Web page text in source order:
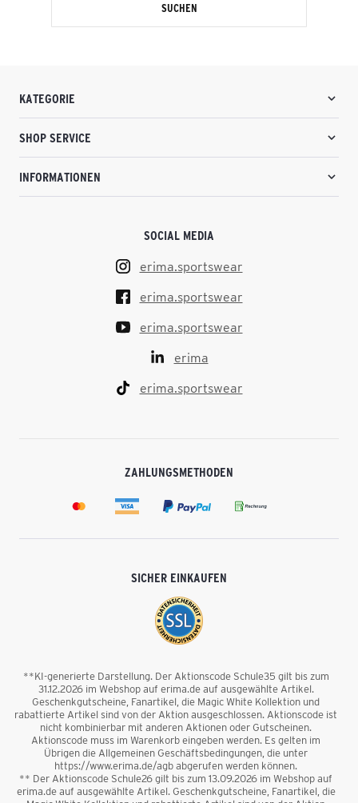
SUCHEN
KATEGORIE
SHOP SERVICE
INFORMATIONEN
SOCIAL MEDIA
erima.sportswear
erima.sportswear
erima.sportswear
erima
erima.sportswear
ZAHLUNGSMETHODEN
SICHER EINKAUFEN
**KI-generierte Darstellung. Der Aktionscode Schule35 gilt bis zum
31.12.2026 im Webshop auf erima.de auf ausgewählte Artikel.
Geschenkgutscheine, Fanartikel, die Magic White Kollektion und
rabattierte Artikel sind von der Aktion ausgeschlossen. Aktionscode ist
nicht kombinierbar mit anderen Aktionen oder Gutscheinen.
Aktionscode muss im Warenkorb eingeben werden. Es gelten im
Übrigen die Allgemeinen Geschäftsbedingungen, die unter
https://www.erima.de/agb abgerufen werden können.
** Der Aktionscode Schule26 gilt bis zum 13.09.2026 im Webshop auf
erima.de auf ausgewählte Artikel. Geschenkgutscheine, Fanartikel, die